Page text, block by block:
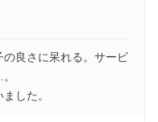
良さに呆れる。サービ
した。